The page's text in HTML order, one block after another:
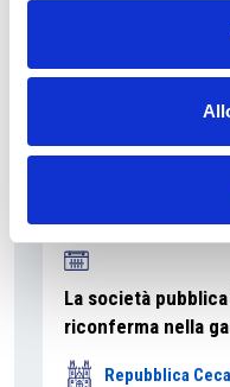
La società
riconferma nella
Repubblica Ceca